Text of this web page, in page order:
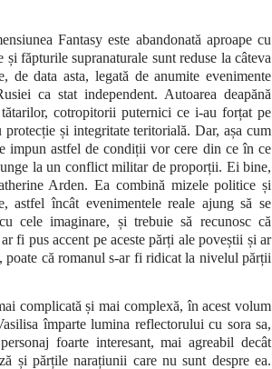
Fantasy este abandonată aproape cu
făpturile supranaturale sunt reduse la câteva
de data asta, legată de anumite evenimente
ca stat independent. Autoarea deapănă
cotropitorii puternici ce i-au forțat pe
și integritate teritorială. Dar, așa cum
impun astfel de condiții vor cere din ce în ce
la un conflict militar de proporții. Ei bine,
Arden. Ea combină mizele politice și
astfel încât evenimentele reale ajung să se
cele imaginare, și trebuie să recunosc că
fi pus accent pe aceste părți ale poveștii și ar
poate că romanul s-ar fi ridicat la nivelul părții
complicată și mai complexă, în acest volum
împarte lumina reflectorului cu sora sa,
foarte interesant, mai agreabil decât
și părțile narațiunii care nu sunt despre ea.